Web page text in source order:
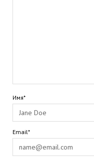
Имя*
Email*